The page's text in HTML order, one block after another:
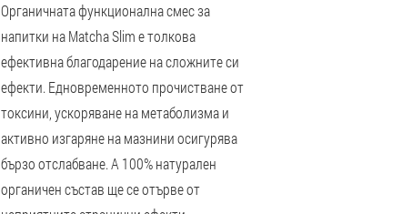
Органичната функционална смес за
напитки на Matcha Slim е толкова
ефективна благодарение на сложните си
ефекти. Едновременното прочистване от
токсини, ускоряване на метаболизма и
активно изгаряне на мазнини осигурява
бързо отслабване. А 100% натурален
органичен състав ще се отърве от